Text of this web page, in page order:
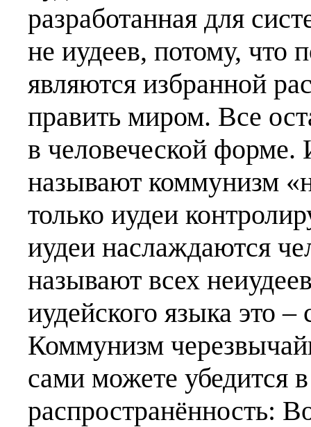
разработанная для
не иудеев, потому, что
являются избранной
править миром. Все
в человеческой форме.
называют коммунизм
только иудеи
иудеи наслаждаются
называют всех
иудейского языка это –
Коммунизм
сами можете убедится
распространённость: